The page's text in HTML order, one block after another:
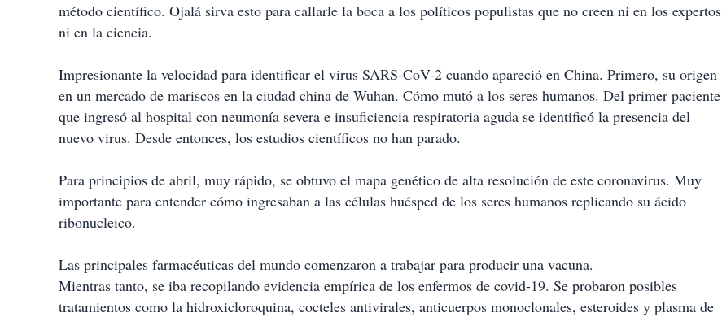
r
método científico. Ojalá sirva esto para callarle la boca a los políticos populistas que no creen ni en los expertos
ni en la ciencia.
Impresionante la velocidad para identificar el virus SARS-CoV-2 cuando apareció en China. Primero, su origen
en un mercado de mariscos en la ciudad china de Wuhan. Cómo mutó a los seres humanos. Del primer paciente
que ingresó al hospital con neumonía severa e insuficiencia respiratoria aguda se identificó la presencia del
nuevo virus. Desde entonces, los estudios científicos no han parado.
Para principios de abril, muy rápido, se obtuvo el mapa genético de alta resolución de este coronavirus. Muy
importante para entender cómo ingresaban a las células huésped de los seres humanos replicando su ácido
ribonucleico.
Las principales farmacéuticas del mundo comenzaron a trabajar para producir una vacuna.
Mientras tanto, se iba recopilando evidencia empírica de los enfermos de covid-19. Se probaron posibles
tratamientos como la hidroxicloroquina, cocteles antivirales, anticuerpos monoclonales, esteroides y plasma de